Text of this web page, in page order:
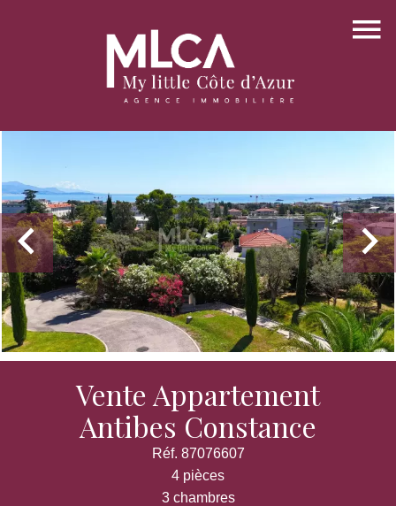
Vente Appartement
Antibes Constance
Réf. 87076607
4 pièces
3 chambres